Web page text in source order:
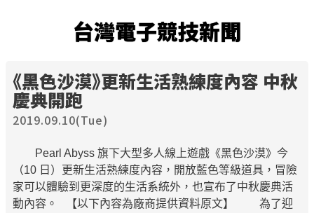
台灣電子競技新聞
《黑色沙漠》更新生活熟練度內容 中秋
慶典開跑
2019.09.10(Tue)
Pearl Abyss 旗下大型多人線上遊戲《黑色沙漠》今
（10 日）更新生活熟練度內容，開放藍色等級道具，冒險
家可以體驗到更深度的生活系統外，也宣布了中秋慶典活
動內容。 【以下內容為廠商提供資料原文】 為了迎